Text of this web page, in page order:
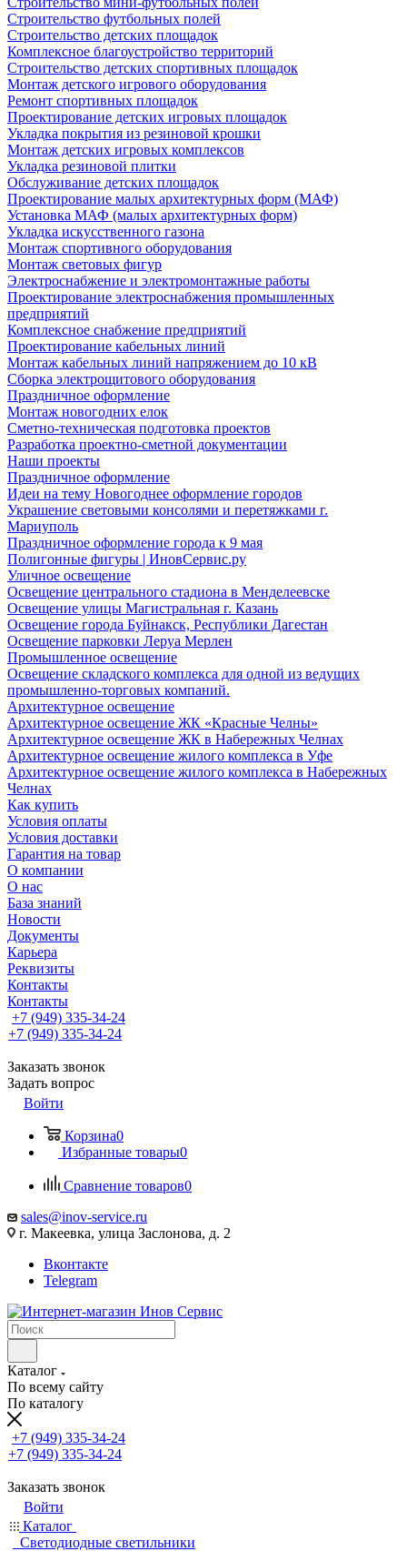
Строительство футбольных полей
Строительство детских площадок
Комплексное благоустройство территорий
Строительство детских спортивных площадок
Монтаж детского игрового оборудования
Ремонт спортивных площадок
Проектирование детских игровых площадок
Укладка покрытия из резиновой крошки
Монтаж детских игровых комплексов
Укладка резиновой плитки
Обслуживание детских площадок
Проектирование малых архитектурных форм (МАФ)
Установка МАФ (малых архитектурных форм)
Укладка искусственного газона
Монтаж спортивного оборудования
Монтаж световых фигур
Электроснабжение и электромонтажные работы
Проектирование электроснабжения промышленных
предприятий
Комплексное снабжение предприятий
Проектирование кабельных линий
Монтаж кабельных линий напряжением до 10 кВ
Сборка электрощитового оборудования
Праздничное оформление
Монтаж новогодних елок
Сметно-техническая подготовка проектов
Разработка проектно-сметной документации
Наши проекты
Праздничное оформление
Идеи на тему Новогоднее оформление городов
Украшение световыми консолями и перетяжками г.
Мариуполь
Праздничное оформление города к 9 мая
Полигонные фигуры | ИновСервис.ру
Уличное освещение
Освещение центрального стадиона в Менделеевске
Освещение улицы Магистральная г. Казань
Освещение города Буйнакск, Республики Дагестан
Освещение парковки Леруа Мерлен
Промышленное освещение
Освещение складского комплекса для одной из ведущих
промышленно-торговых компаний.
Архитектурное освещение
Архитектурное освещение ЖК «Красные Челны»
Архитектурное освещение ЖК в Набережных Челнах
Архитектурное освещение жилого комплекса в Уфе
Архитектурное освещение жилого комплекса в Набережных
Челнах
Как купить
Условия оплаты
Условия доставки
Гарантия на товар
О компании
О нас
База знаний
Новости
Документы
Карьера
Реквизиты
Контакты
Контакты
+7 (949) 335-34-24
+7 (949) 335-34-24
Заказать звонок
Задать вопрос
Войти
Корзина0
Избранные товары0
Сравнение товаров0
sales@inov-service.ru
г. Макеевка, улица Заслонова, д. 2
Вконтакте
Telegram
Каталог
По всему сайту
По каталогу
+7 (949) 335-34-24
+7 (949) 335-34-24
Заказать звонок
Войти
Каталог
Светодиодные светильники